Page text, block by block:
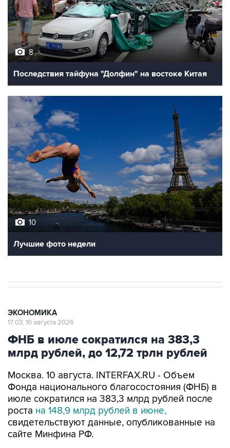
8
Последствия тайфуна "Долфин" на востоке Китая
10
Лучшие фото недели
ЭКОНОМИКА
17:03, 10 августа 2026
ФНБ в июле сократился на 383,3
млрд рублей, до 12,72 трлн рублей
Москва. 10 августа. INTERFAX.RU - Объем
Фонда национального благосостояния (ФНБ) в
июле сократился на 383,3 млрд рублей после
роста на 148,9 млрд рублей в июне,
свидетельствуют данные, опубликованные на
сайте Минфина РФ.